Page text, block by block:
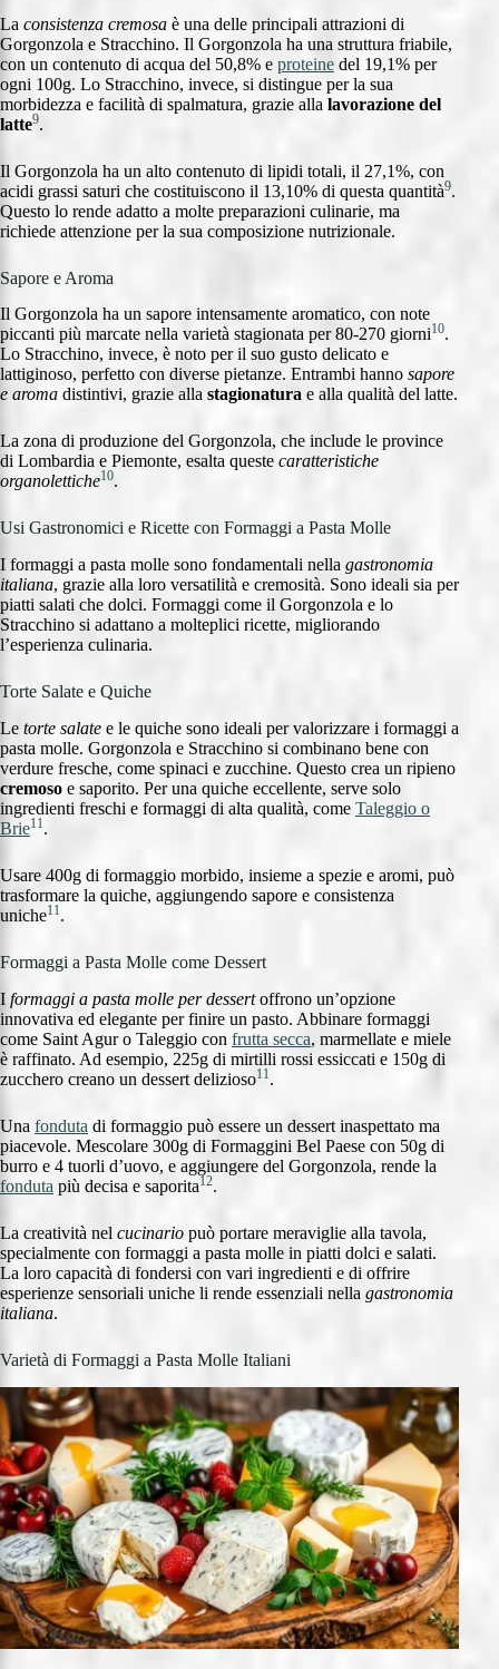
La consistenza cremosa è una delle principali attrazioni di
Gorgonzola e Stracchino. Il Gorgonzola ha una struttura friabile,
con un contenuto di acqua del 50,8% e proteine del 19,1% per
ogni 100g. Lo Stracchino, invece, si distingue per la sua
morbidezza e facilità di spalmatura, grazie alla lavorazione del
latte9.
Il Gorgonzola ha un alto contenuto di lipidi totali, il 27,1%, con
acidi grassi saturi che costituiscono il 13,10% di questa quantità9.
Questo lo rende adatto a molte preparazioni culinarie, ma
richiede attenzione per la sua composizione nutrizionale.
Sapore e Aroma
Il Gorgonzola ha un sapore intensamente aromatico, con note
piccanti più marcate nella varietà stagionata per 80-270 giorni10.
Lo Stracchino, invece, è noto per il suo gusto delicato e
lattiginoso, perfetto con diverse pietanze. Entrambi hanno sapore
e aroma distintivi, grazie alla stagionatura e alla qualità del latte.
La zona di produzione del Gorgonzola, che include le province
di Lombardia e Piemonte, esalta queste caratteristiche
organolettiche10.
Usi Gastronomici e Ricette con Formaggi a Pasta Molle
I formaggi a pasta molle sono fondamentali nella gastronomia
italiana, grazie alla loro versatilità e cremosità. Sono ideali sia per
piatti salati che dolci. Formaggi come il Gorgonzola e lo
Stracchino si adattano a molteplici ricette, migliorando
l’esperienza culinaria.
Torte Salate e Quiche
Le torte salate e le quiche sono ideali per valorizzare i formaggi a
pasta molle. Gorgonzola e Stracchino si combinano bene con
verdure fresche, come spinaci e zucchine. Questo crea un ripieno
cremoso e saporito. Per una quiche eccellente, serve solo
ingredienti freschi e formaggi di alta qualità, come Taleggio o
Brie11.
Usare 400g di formaggio morbido, insieme a spezie e aromi, può
trasformare la quiche, aggiungendo sapore e consistenza
uniche11.
Formaggi a Pasta Molle come Dessert
I formaggi a pasta molle per dessertoffrono un’opzione
innovativa ed elegante per finire un pasto. Abbinare formaggi
come Saint Agur o Taleggio con frutta secca, marmellate e miele
è raffinato. Ad esempio, 225g di mirtilli rossi essiccati e 150g di
zucchero creano un dessert delizioso11.
Una fonduta di formaggio può essere un dessert inaspettato ma
piacevole. Mescolare 300g di Formaggini Bel Paese con 50g di
burro e 4 tuorli d’uovo, e aggiungere del Gorgonzola, rende la
fonduta più decisa e saporita12.
La creatività nel cucinario può portare meraviglie alla tavola,
specialmente con formaggi a pasta molle in piatti dolci e salati.
La loro capacità di fondersi con vari ingredienti e di offrire
esperienze sensoriali uniche li rende essenziali nella gastronomia
italiana.
Varietà di Formaggi a Pasta Molle Italiani